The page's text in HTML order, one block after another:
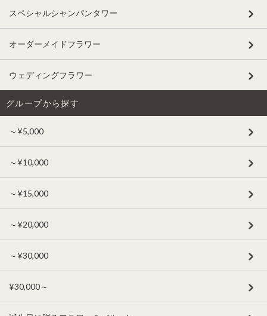
スペシャルシャンパンタワー
オーダーメイドフラワー
ウェディングフラワー
グループから探す
～¥5,000
～¥10,000
～¥15,000
～¥20,000
～¥30,000
¥30,000～